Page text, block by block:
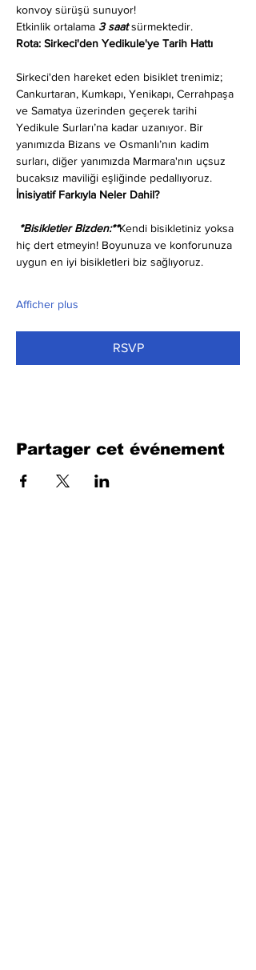
konvoy sürüşü sunuyor!
Etkinlik ortalama 3 saat sürmektedir.
Rota: Sirkeci'den Yedikule'ye Tarih Hattı
Sirkeci'den hareket eden bisiklet trenimiz;
Cankurtaran, Kumkapı, Yenikapı, Cerrahpaşa
ve Samatya üzerinden geçerek tarihi
Yedikule Surları’na kadar uzanıyor. Bir
yanımızda Bizans ve Osmanlı’nın kadim
surları, diğer yanımızda Marmara'nın uçsuz
bucaksız maviliği eşliğinde pedallıyoruz.
İnisiyatif Farkıyla Neler Dahil?
*Bisikletler Bizden:**Kendi bisikletiniz yoksa
hiç dert etmeyin! Boyunuza ve konforunuza
uygun en iyi bisikletleri biz sağlıyoruz.
Afficher plus
RSVP
Partager cet événement